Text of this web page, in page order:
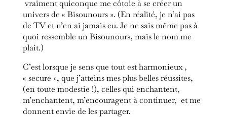
vraiment quiconque me côtoie à se créer un
univers de « Bisounours ». (En réalité, je n’ai pas
de TV et n’en ai jamais eu. Je ne sais même pas à
quoi ressemble un Bisounours, mais le nom me
plaît.)
C’est lorsque je sens que tout est harmonieux ,
« secure », que j’atteins mes plus belles réussites,
(en toute modestie !), celles qui enchantent,
m’enchantent, m’encouragent à continuer, et me
donnent envie de les partager.